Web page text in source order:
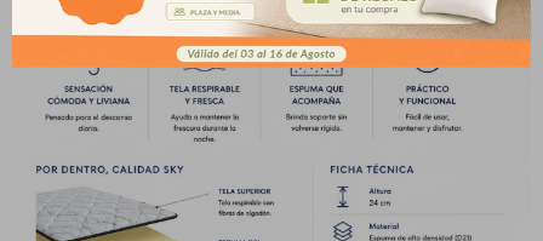
Día Mes Año
Continuar
Elegís Pago Después como metodo de
pago
* sujeto a aprobación crediticia. El monto disponible
puede variar por comercio